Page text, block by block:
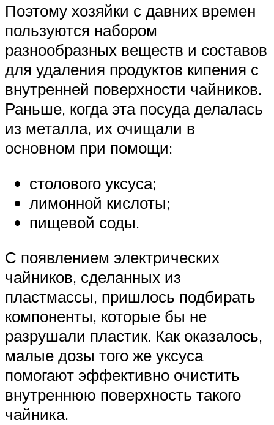
Поэтому хозяйки с давних времен
пользуются набором
разнообразных веществ и составов
для удаления продуктов кипения с
внутренней поверхности чайников.
Раньше, когда эта посуда делалась
из металла, их очищали в
основном при помощи:
столового уксуса;
лимонной кислоты;
пищевой соды.
С появлением электрических
чайников, сделанных из
пластмассы, пришлось подбирать
компоненты, которые бы не
разрушали пластик. Как оказалось,
малые дозы того же уксуса
помогают эффективно очистить
внутреннюю поверхность такого
чайника.